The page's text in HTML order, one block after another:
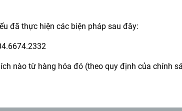
đã thực hiện các biện pháp sau đây:
nào từ hàng hóa đó (theo quy định của chính